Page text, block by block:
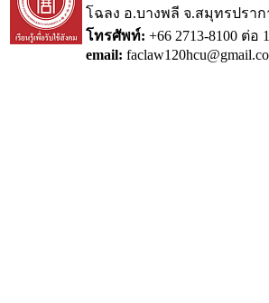
โฉลง อ.บางพลี จ.สมุทรปราก
โทรศัพท์: +66 2713-8100 ต่อ
email: